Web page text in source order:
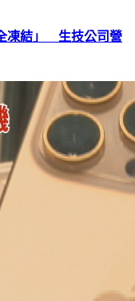
凍結」 生技公司營